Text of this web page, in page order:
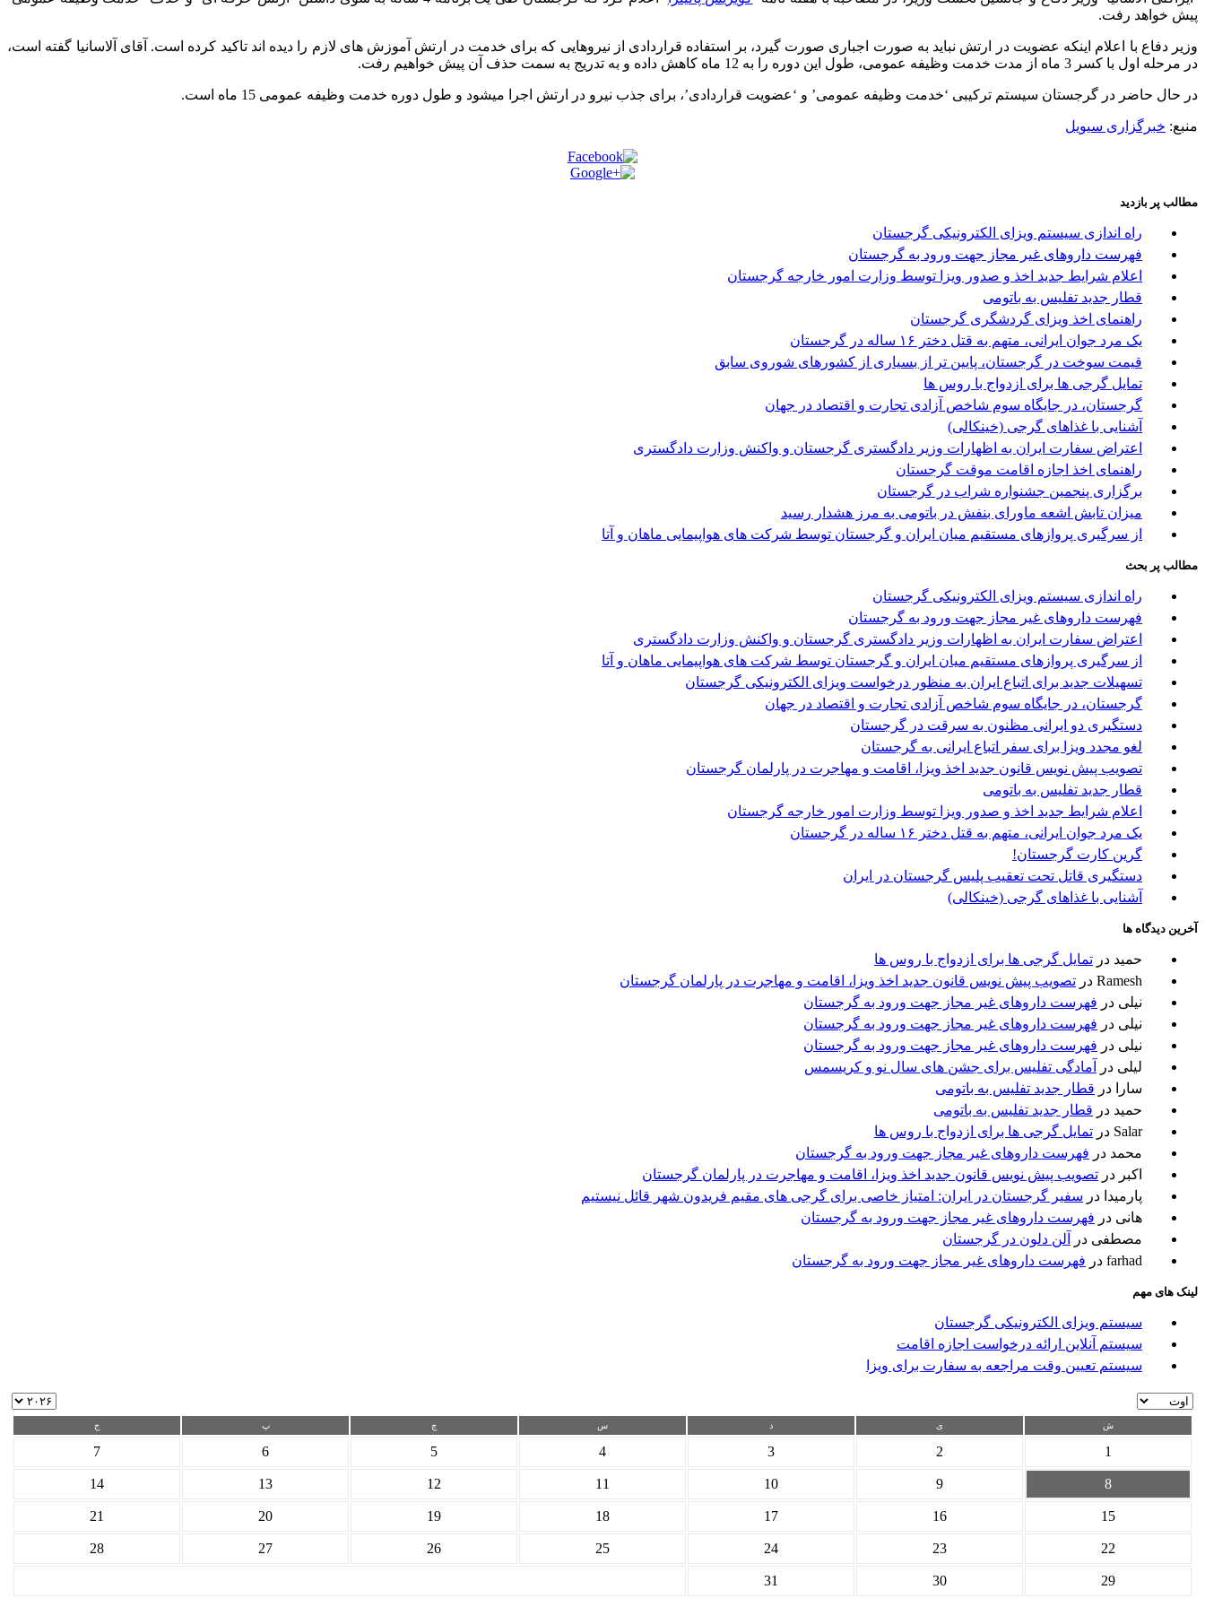
پیش خواهد رفت.
وزیر دفاع با اعلام اینکه عضویت در ارتش نباید به صورت اجباری صورت گیرد، بر استفاده قراردادی از نیروهایی که برای خدمت در ارتش آموزش های لازم را دیده اند تاکید کرده است. آقای آلاسانیا گفته است،
در مرحله اول با کسر 3 ماه از مدت خدمت وظیفه عمومی، طول این دوره را به 12 ماه کاهش داده و به تدریج به سمت حذف آن پیش خواهیم رفت.
در حال حاضر در گرجستان سیستم ترکیبی ‘خدمت وظیفه عمومی’ و ‘عضویت قراردادی’، برای جذب نیرو در ارتش اجرا میشود و طول دوره خدمت وظیفه عمومی 15 ماه است.
منبع: خبرگزاری سیویل
مطالب پر بازدید
راه اندازی سیستم ویزای الکترونیکی گرجستان
فهرست داروهای غیر مجاز جهت ورود به گرجستان
اعلام شرایط جدید اخذ و صدور ویزا توسط وزارت امور خارجه گرجستان
قطار جدید تفلیس به باتومی
راهنمای اخذ ویزای گردشگری گرجستان
یک مرد جوان ایرانی، متهم به قتل دختر ۱۶ ساله در گرجستان
قیمت سوخت در گرجستان، پایین تر از بسیاری از کشورهای شوروی سابق
تمایل گرجی ها برای ازدواج با روس ها
گرجستان، در جایگاه سوم شاخص آزادی تجارت و اقتصاد در جهان
آشنایی با غذاهای گرجی (خینکالی)
اعتراض سفارت ایران به اظهارات وزیر دادگستری گرجستان و واکنش وزارت دادگستری
راهنمای اخذ اجازه اقامت موقت گرجستان
برگزاری پنجمین جشنواره شراب در گرجستان
میزان تابش اشعه ماورای بنفش در باتومی به مرز هشدار رسید
از سرگیری پروازهای مستقیم میان ایران و گرجستان توسط شرکت های هواپیمایی ماهان و آتا
مطالب پر بحث
راه اندازی سیستم ویزای الکترونیکی گرجستان
فهرست داروهای غیر مجاز جهت ورود به گرجستان
اعتراض سفارت ایران به اظهارات وزیر دادگستری گرجستان و واکنش وزارت دادگستری
از سرگیری پروازهای مستقیم میان ایران و گرجستان توسط شرکت های هواپیمایی ماهان و آتا
تسهیلات جدید برای اتباع ایران به منظور درخواست ویزای الکترونیکی گرجستان
گرجستان، در جایگاه سوم شاخص آزادی تجارت و اقتصاد در جهان
دستگیری دو ایرانی مظنون به سرقت در گرجستان
لغو مجدد ویزا برای سفر اتباع ایرانی به گرجستان
تصویب پیش نویس قانون جدید اخذ ویزا، اقامت و مهاجرت در پارلمان گرجستان
قطار جدید تفلیس به باتومی
اعلام شرایط جدید اخذ و صدور ویزا توسط وزارت امور خارجه گرجستان
یک مرد جوان ایرانی، متهم به قتل دختر ۱۶ ساله در گرجستان
گرین کارت گرجستان!
دستگیری قاتل تحت تعقیب پلیس گرجستان در ایران
آشنایی با غذاهای گرجی (خینکالی)
آخرین دیدگاه ها
حمید در تمایل گرجی ها برای ازدواج با روس ها
Ramesh در تصویب پیش نویس قانون جدید اخذ ویزا، اقامت و مهاجرت در پارلمان گرجستان
نیلی در فهرست داروهای غیر مجاز جهت ورود به گرجستان
نیلی در فهرست داروهای غیر مجاز جهت ورود به گرجستان
نیلی در فهرست داروهای غیر مجاز جهت ورود به گرجستان
لیلی در
آمادگی تفلیس برای جشن های سال نو و کریسمس
سارا
در قطار جدید تفلیس به باتومی
حمید در قطار جدید تفلیس به باتومی
Salar در تمایل گرجی ها برای ازدواج با روس ها
محمد در فهرست داروهای غیر مجاز جهت ورود به گرجستان
اکبر در تصویب پیش نویس قانون جدید اخذ ویزا، اقامت و مهاجرت در پارلمان گرجستان
پارمیدا در سفیر گرجستان در ایران: امتیاز خاصی برای گرجی های مقیم فریدون شهر قائل نیستیم
هانی در فهرست داروهای غیر مجاز جهت ورود به گرجستان
مصطفی در
آلن دلون در گرجستان
farhad در فهرست داروهای غیر مجاز جهت ورود به گرجستان
لینک های مهم
سیستم ویزای الکترونیکی گرجستان
سیستم آنلاین ارائه درخواست اجازه اقامت
سیستم تعیین وقت مراجعه به سفارت برای ویزا
ش ی د س چ پ ج
1
2
3
4
5
6
7
8
9
10
11
12
13
14
15
16
17
18
19
20
21
22
23
24
25
26
27
28
29
30
31